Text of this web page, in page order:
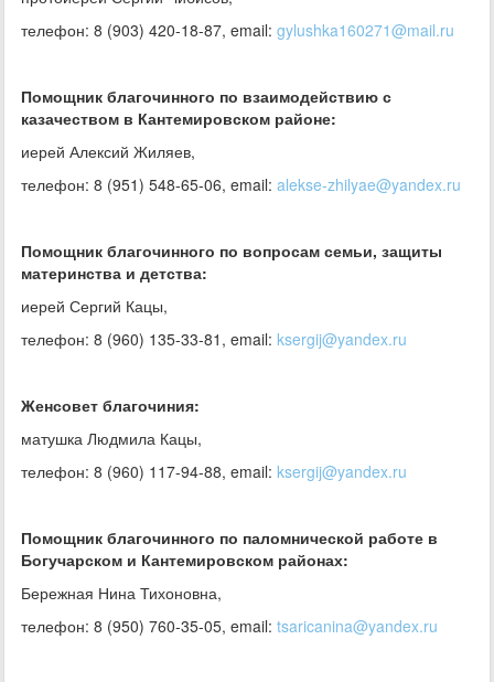
телефон: 8 (903) 420-18-87, email: gylushka160271@mail.ru
Помощник благочинного по взаимодействию с
казачеством в Кантемировском районе:
иерей Алексий Жиляев,
телефон: 8 (951) 548-65-06, email: alekse-zhilyae@yandex.ru
Помощник благочинного по вопросам семьи, защиты
материнства и детства:
иерей Сергий Кацы,
телефон: 8 (960) 135-33-81, email: ksergij@yandex.ru
Женсовет благочиния:
матушка Людмила Кацы,
телефон: 8 (960) 117-94-88, email: ksergij@yandex.ru
Помощник благочинного по паломнической работе в
Богучарском и Кантемировском районах:
Бережная Нина Тихоновна,
телефон: 8 (950) 760-35-05, email: tsaricanina@yandex.ru